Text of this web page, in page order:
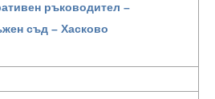
ръководител –
съд – Хасково